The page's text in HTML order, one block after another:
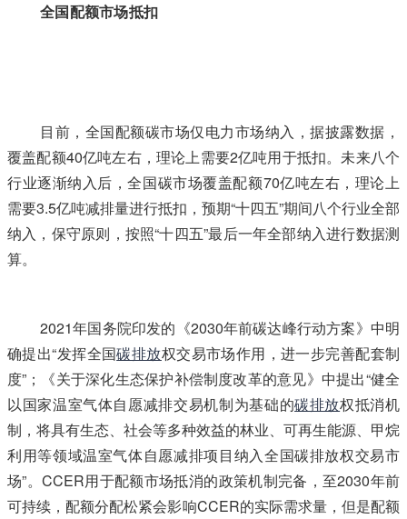
全国配额市场抵扣
目前，全国配额碳市场仅电力市场纳入，据披露数据，
覆盖配额40亿吨左右，理论上需要2亿吨用于抵扣。未来八个
行业逐渐纳入后，全国碳市场覆盖配额70亿吨左右，理论上
需要3.5亿吨减排量进行抵扣，预期“十四五”期间八个行业全部
纳入，保守原则，按照“十四五”最后一年全部纳入进行数据测
算。
2021年国务院印发的《2030年前碳达峰行动方案》中明
确提出“发挥全国碳排放权交易市场作用，进一步完善配套制
度”；《关于深化生态保护补偿制度改革的意见》中提出“健全
以国家温室气体自愿减排交易机制为基础的碳排放权抵消机
制，将具有生态、社会等多种效益的林业、可再生能源、甲烷
利用等领域温室气体自愿减排项目纳入全国碳排放权交易市
场”。CCER用于配额市场抵消的政策机制完备，至2030年前
可持续，配额分配松紧会影响CCER的实际需求量，但是配额